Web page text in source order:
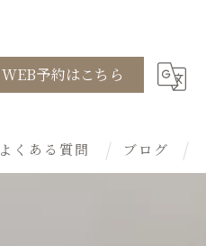
WEB予約はこちら
よくある質問 ブログ